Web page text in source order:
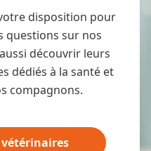
disposition pour
questions sur nos
découvrir leurs
dédiés à la santé et
compagnons.